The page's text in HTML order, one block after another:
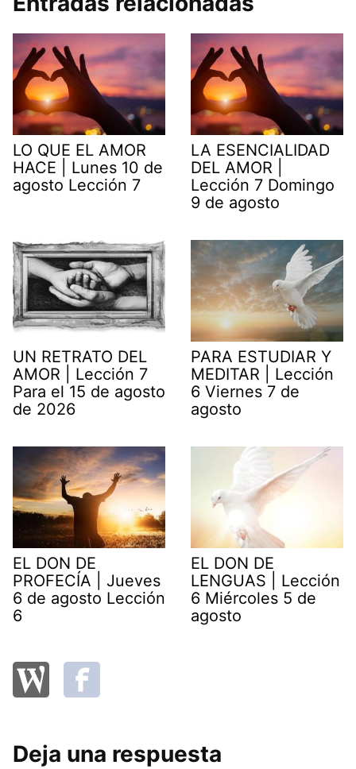
LO QUE EL AMOR
HACE | Lunes 10 de
agosto Lección 7
LA ESENCIALIDAD
DEL AMOR |
Lección 7 Domingo
9 de agosto
UN RETRATO DEL
AMOR | Lección 7
Para el 15 de agosto
de 2026
PARA ESTUDIAR Y
MEDITAR | Lección
6 Viernes 7 de
agosto
EL DON DE
PROFECÍA | Jueves
6 de agosto Lección
6
EL DON DE
LENGUAS | Lección
6 Miércoles 5 de
agosto
Deja una respuesta